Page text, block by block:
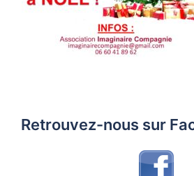
Retrouvez-nous sur